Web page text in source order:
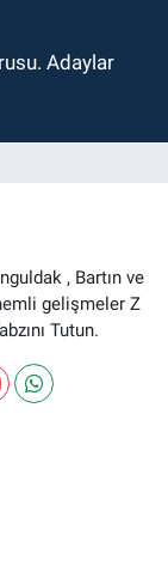
Adaylar
, Bartın ve
gelişmeler Z
Tutun.